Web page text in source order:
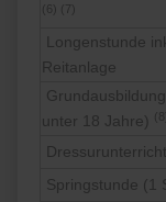
(6) (7)
Longenstunde
Reitanlage
unter 18 Jahre)
Springstunde (1